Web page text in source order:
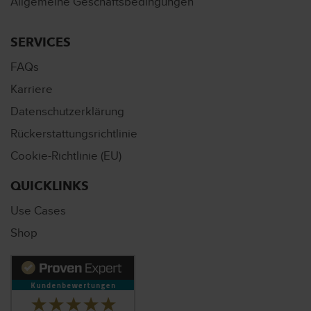
SERVICES
FAQs
Karriere
Datenschutzerklärung
Rückerstattungsrichtlinie
Cookie-Richtlinie (EU)
QUICKLINKS
Use Cases
Shop